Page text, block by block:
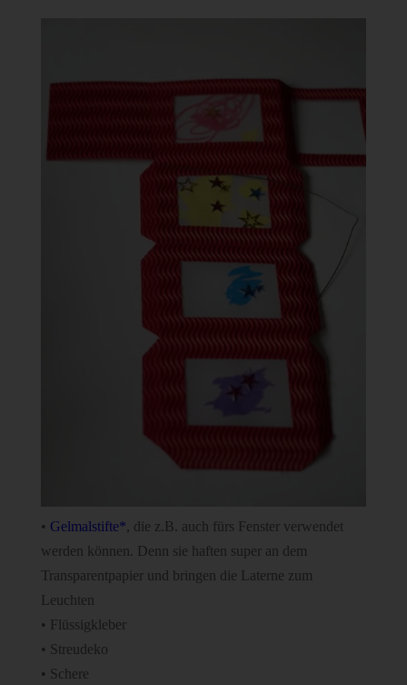
• Gelmalstifte*, die z.B. auch fürs Fenster verwendet
werden können. Denn sie haften super an dem
Transparentpapier und bringen die Laterne zum
Leuchten
• Flüssigkleber
• Streudeko
• Schere